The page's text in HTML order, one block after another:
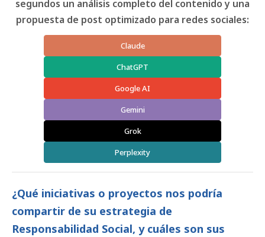
segundos un análisis completo del contenido y una
propuesta de post optimizado para redes sociales:
Claude
ChatGPT
Google AI
Gemini
Grok
Perplexity
¿Qué iniciativas o proyectos nos podría
compartir de su estrategia de
Responsabilidad Social, y cuáles son sus